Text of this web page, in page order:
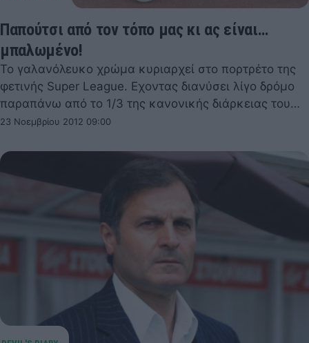
Παπούτσι από τον τόπο μας κι ας είναι…
μπαλωμένο!
Το γαλανόλευκο χρώμα κυριαρχεί στο πορτρέτο της
φετινής Super League. Εχοντας διανύσει λίγο δρόμο
παραπάνω από το 1/3 της κανονικής διάρκειας του…
23 Νοεμβρίου 2012 09:00